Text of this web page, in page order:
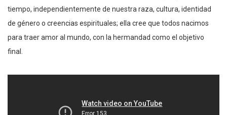
tiempo, independientemente de nuestra raza, cultura, identidad
de género o creencias espirituales; ella cree que todos nacimos
para traer amor al mundo, con la hermandad como el objetivo
final.